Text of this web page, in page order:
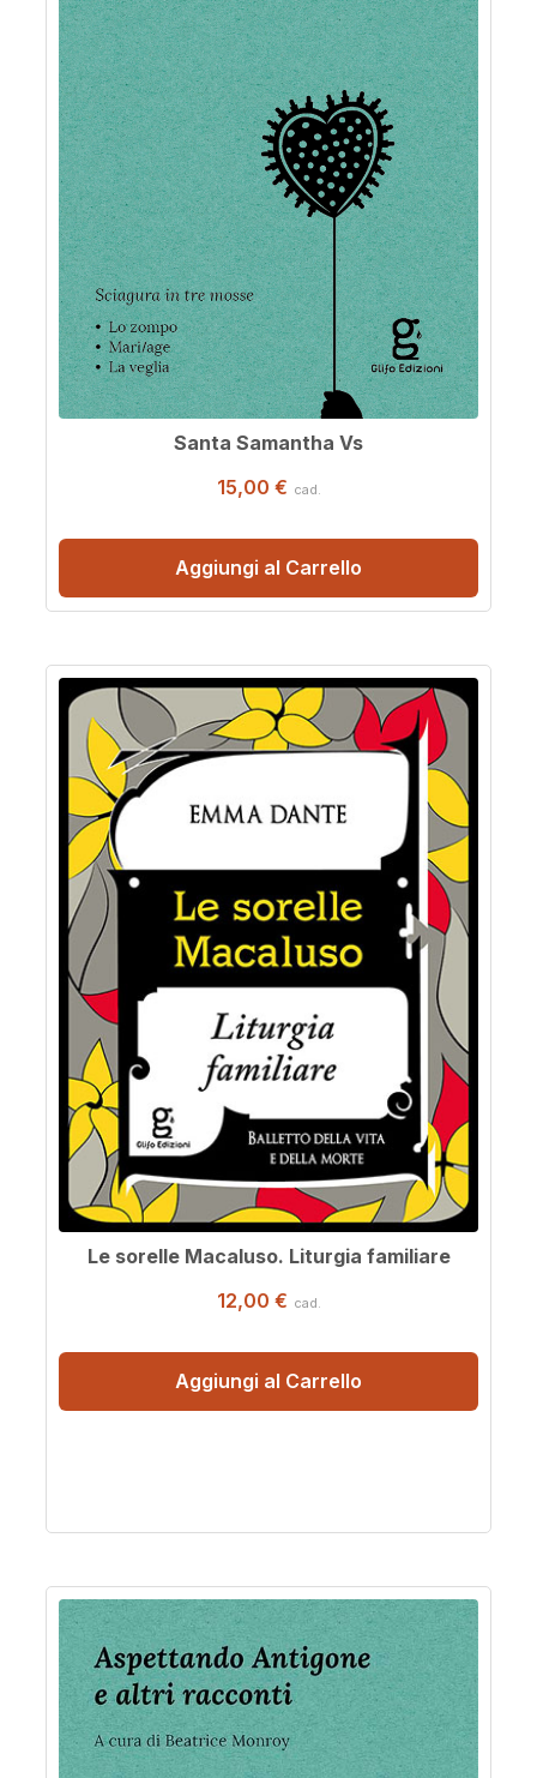
15,00 € cad.
Santa Samantha Vs
Aggiungi al Carrello
12,00 € cad.
Le sorelle Macaluso. Liturgia familiare
Aggiungi al Carrello